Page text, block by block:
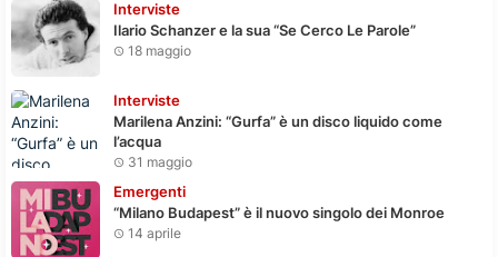
Interviste
Ilario Schanzer e la sua “Se Cerco Le Parole”
18 maggio
Interviste
Marilena Anzini: “Gurfa” è un disco liquido come
l’acqua
31 maggio
Emergenti
“Milano Budapest” è il nuovo singolo dei Monroe
14 aprile